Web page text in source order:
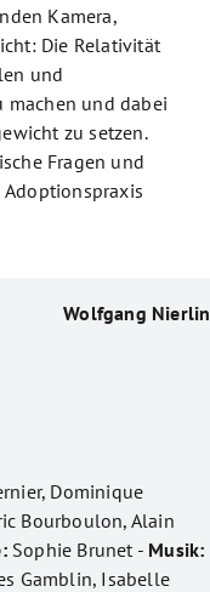
Kamera,
Die Relativität
und
machen und dabei
zu setzen.
Fragen und
Wolfgang Nierlin
Dominique
Bourboulon, Alain
Sophie Brunet - Musik:
Gamblin, Isabelle